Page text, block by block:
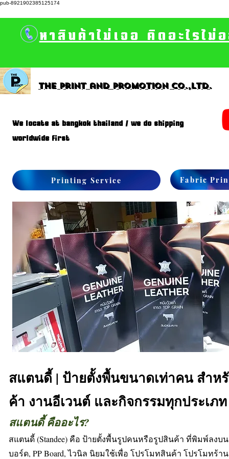
pub-8921902385125174
หาสินค้าไม่เจอ คิดอะไรไ
The print and promotion CO.,Ltd.
We locate at bangkok thailand / we do shipping
worldwide first
Printing Service Fabric
สแตนดี้ | ป้ายตั้งพื้นขนาดเท่าคน สำห
ค้า งานอีเวนต์ และกิจกรรมทุกประเภท
สแตนดี้ คืออะไร?
สแตนดี้ (Standee) คือ ป้ายตั้งพื้นรูปคนหรือรูปสินค้า ที่พิมพ์ลงบ
บอร์ด, PP Board, ไวนิล นิยมใช้เพื่อ โปรโมทสินค้า โปรโมทร้